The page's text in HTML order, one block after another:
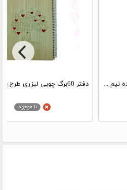
دفتر 60برگ چوبی لیزری طرح پرنده نیم جیبی دفتر 60برگ چوبی لیزری طرح پرنده جیبی